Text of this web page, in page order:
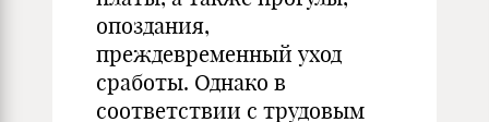
опоздания,
преждевременный уход
сработы. Однако в
соответствии с трудовым